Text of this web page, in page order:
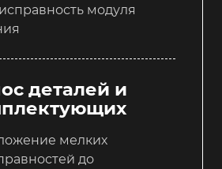
модуля
деталей и
мелких
до